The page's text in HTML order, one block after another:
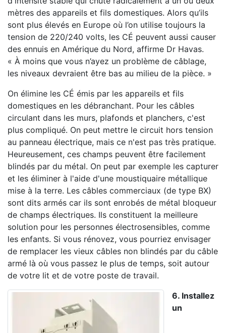
mètres des appareils et fils domestiques. Alors qu’ils
sont plus élevés en Europe où l’on utilise toujours la
tension de 220/240 volts, les CÉ peuvent aussi causer
des ennuis en Amérique du Nord, affirme Dr Havas.
« À moins que vous n’ayez un problème de câblage,
les niveaux devraient être bas au milieu de la pièce. »
On élimine les CÉ émis par les appareils et fils
domestiques en les débranchant. Pour les câbles
circulant dans les murs, plafonds et planchers, c'est
plus compliqué. On peut mettre le circuit hors tension
au panneau électrique, mais ce n'est pas très pratique.
Heureusement, ces champs peuvent être facilement
blindés par du métal. On peut par exemple les capturer
et les éliminer à l'aide d'une moustiquaire métallique
mise à la terre. Les câbles commerciaux (de type BX)
sont dits armés car ils sont enrobés de métal bloqueur
de champs électriques. Ils constituent la meilleure
solution pour les personnes électrosensibles, comme
les enfants. Si vous rénovez, vous pourriez envisager
de remplacer les vieux câbles non blindés par du câble
armé là où vous passez le plus de temps, soit autour
de votre lit et de votre poste de travail.
6. Installez
un